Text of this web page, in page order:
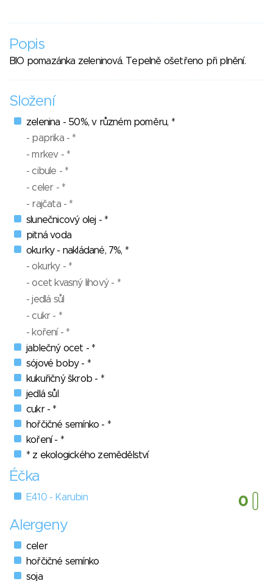
Popis
BIO pomazánka zeleninová. Tepelně ošetřeno při plnění.
Složení
zelenina - 50%, v různém poměru, *
- paprika - *
- mrkev - *
- cibule - *
- celer - *
- rajčata - *
slunečnicový olej - *
pitná voda
okurky - nakládané, 7%, *
- okurky - *
- ocet kvasný lihový - *
- jedlá sůl
- cukr - *
- koření - *
jablečný ocet - *
sójové boby - *
kukuřičný škrob - *
jedlá sůl
cukr - *
hořčičné semínko - *
koření - *
* z ekologického zemědělství
Éčka
E410 - Karubin
Alergeny
celer
hořčičné semínko
soja